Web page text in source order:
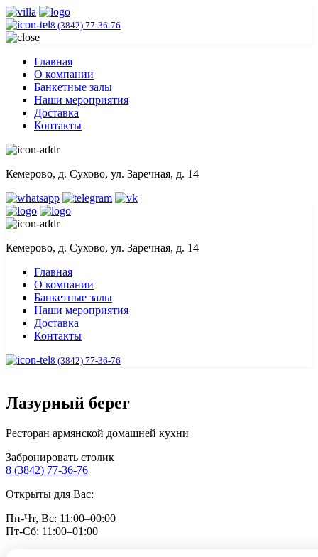
8 (3842) 77-36-76
Главная
О компании
Банкетные залы
Наши мероприятия
Доставка
Контакты
Кемерово, д. Сухово, ул. Заречная, д. 14
Кемерово, д. Сухово, ул. Заречная, д. 14
Главная
О компании
Банкетные залы
Наши мероприятия
Доставка
Контакты
8 (3842) 77-36-76
Лазурный берег
Ресторан армянской домашней кухни
Забронировать столик
8 (3842) 77-36-76
Открыты для Вас:
Пн-Чт, Вс: 11:00–00:00
Пт-Сб: 11:00–01:00